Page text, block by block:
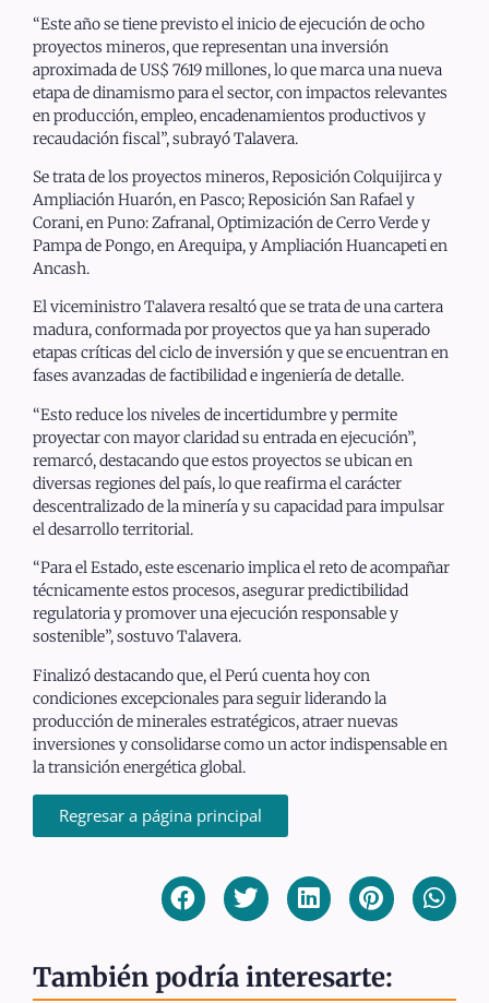
“Este año se tiene previsto el inicio de ejecución de ocho
proyectos mineros, que representan una inversión
aproximada de US$ 7619 millones, lo que marca una nueva
etapa de dinamismo para el sector, con impactos relevantes
en producción, empleo, encadenamientos productivos y
recaudación fiscal”, subrayó Talavera.
Se trata de los proyectos mineros, Reposición Colquijirca y
Ampliación Huarón, en Pasco; Reposición San Rafael y
Corani, en Puno: Zafranal, Optimización de Cerro Verde y
Pampa de Pongo, en Arequipa, y Ampliación Huancapeti en
Ancash.
El viceministro Talavera resaltó que se trata de una cartera
madura, conformada por proyectos que ya han superado
etapas críticas del ciclo de inversión y que se encuentran en
fases avanzadas de factibilidad e ingeniería de detalle.
“Esto reduce los niveles de incertidumbre y permite
proyectar con mayor claridad su entrada en ejecución”,
remarcó, destacando que estos proyectos se ubican en
diversas regiones del país, lo que reafirma el carácter
descentralizado de la minería y su capacidad para impulsar
el desarrollo territorial.
“Para el Estado, este escenario implica el reto de acompañar
técnicamente estos procesos, asegurar predictibilidad
regulatoria y promover una ejecución responsable y
sostenible”, sostuvo Talavera.
Finalizó destacando que, el Perú cuenta hoy con
condiciones excepcionales para seguir liderando la
producción de minerales estratégicos, atraer nuevas
inversiones y consolidarse como un actor indispensable en
la transición energética global.
Regresar a página principal
También podría interesarte: